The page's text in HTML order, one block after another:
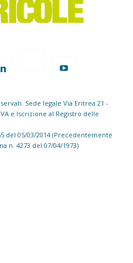
Sede legale Via Eritrea 21 -
e Iscrizione al Registro delle
del 05/03/2014 (Precedentemente
n. 4273 del 07/04/1973)